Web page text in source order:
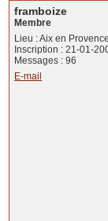
framboize
Membre
Lieu : Aix en Provence
Inscription : 21-01-
Messages : 96
E-mail